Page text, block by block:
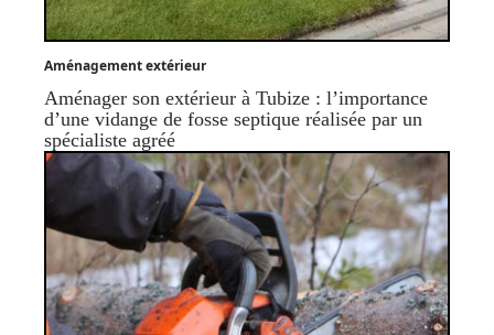
Aménagement extérieur
Aménager son extérieur à Tubize : l’importance
d’une vidange de fosse septique réalisée par un
spécialiste agréé